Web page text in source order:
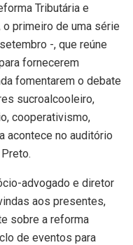
Tributária e
primeiro de uma série
-, que reúne
fornecerem
fomentarem o debate
sucroalcooleiro,
cooperativismo,
acontece no auditório
advogado e diretor
aos presentes,
sobre a reforma
de eventos para